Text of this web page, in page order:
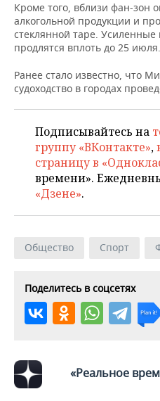
Кроме того, вблизи фан-зон
алкогольной продукции и
стеклянной таре.
продлятся вплоть до 25 июля.
Ранее стало известно, что
судоходство в городах
Подписывайтесь на
группу «ВКонтакте»,
страницу в
времени».
«Дзене».
Общество Спорт
Поделитесь в соцсетях
«Реальное